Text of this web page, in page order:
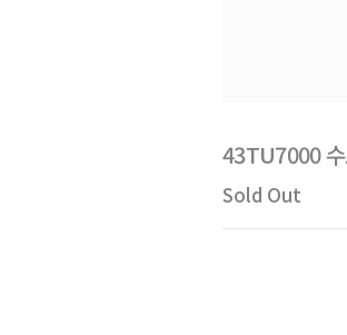
43TU7000
Sold Out